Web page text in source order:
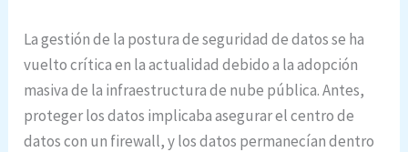
La gestión de la postura de seguridad de datos se ha
vuelto crítica en la actualidad debido a la adopción
masiva de la infraestructura de nube pública. Antes,
proteger los datos implicaba asegurar el centro de
datos con un firewall, y los datos permanecían dentro